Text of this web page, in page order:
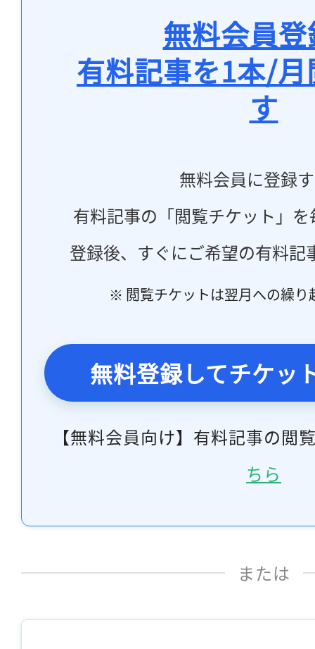
無料会員
有料記事を1本/
す
無料会員に登録
有料記事の「閲覧チケット」
登録後、すぐにご希望の有料記
※ 閲覧チケットは翌月への繰り
無料登録してチケッ
【無料会員向け】有料記事の閲
ちら
または